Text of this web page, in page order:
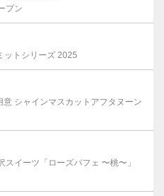
プン
ットシリーズ 2025
シャインマスカットアフタヌーン
イーツ「ローズパフェ 〜桃〜」